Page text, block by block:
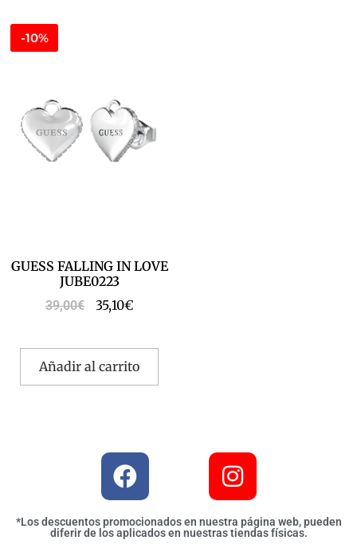
-10%
GUESS FALLING IN LOVE
JUBE0223
39,00€ 35,10€
Añadir al carrito
*Los descuentos promocionados en nuestra página web, pueden
diferir de los aplicados en nuestras tiendas físicas.